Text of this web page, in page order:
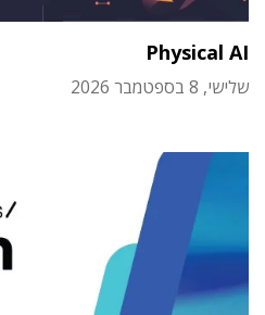
Physical AI
שלישי, 8 בספטמבר 2026